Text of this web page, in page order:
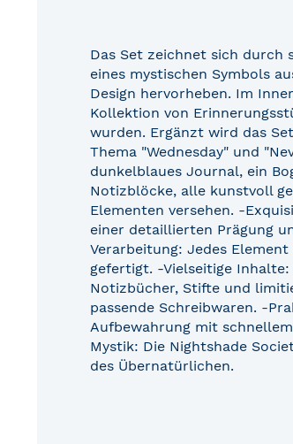
Das Set zeichnet sich durch
eines mystischen Symbols
Design hervorheben. Im
Kollektion von
wurden. Ergänzt wird das
Thema "Wednesday" und
dunkelblaues Journal, ein
Notizblöcke, alle kunstvoll
Elementen versehen. -
einer detaillierten Prägung
Verarbeitung: Jedes
gefertigt. -Vielseitige
Notizbücher, Stifte und
passende Schreibwaren. -
Aufbewahrung mit
Mystik: Die Nightshade
des Übernatürlichen.